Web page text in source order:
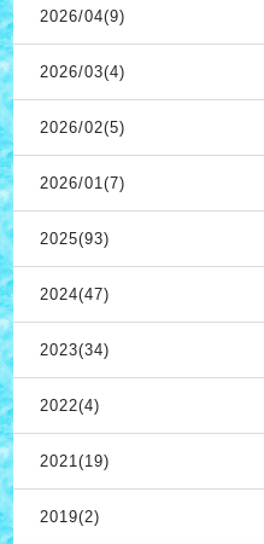
2026/04(9)
2026/03(4)
2026/02(5)
2026/01(7)
2025(93)
2024(47)
2023(34)
2022(4)
2021(19)
2019(2)